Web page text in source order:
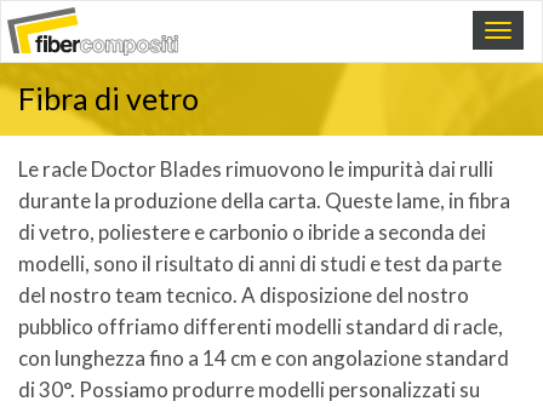
Fibra di vetro
Le racle Doctor Blades rimuovono le impurità dai rulli
durante la produzione della carta. Queste lame, in fibra
di vetro, poliestere e carbonio o ibride a seconda dei
modelli, sono il risultato di anni di studi e test da parte
del nostro team tecnico. A disposizione del nostro
pubblico offriamo differenti modelli standard di racle,
con lunghezza fino a 14 cm e con angolazione standard
di 30°. Possiamo produrre modelli personalizzati su